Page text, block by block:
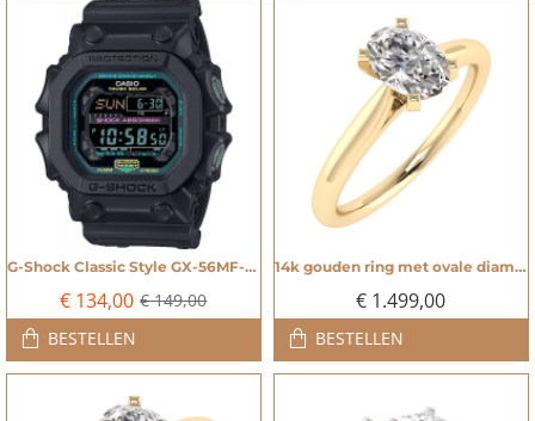
NIEUWG-Shock Classic Style GX-56MF-1ER Multi Fluorescent Accents Horloge - 20005499
€ 134,00 € 149,00
BESTELLEN
NIEUW14k gouden ring met ovale diamant - 20009132
€ 1.499,00
BESTELLEN